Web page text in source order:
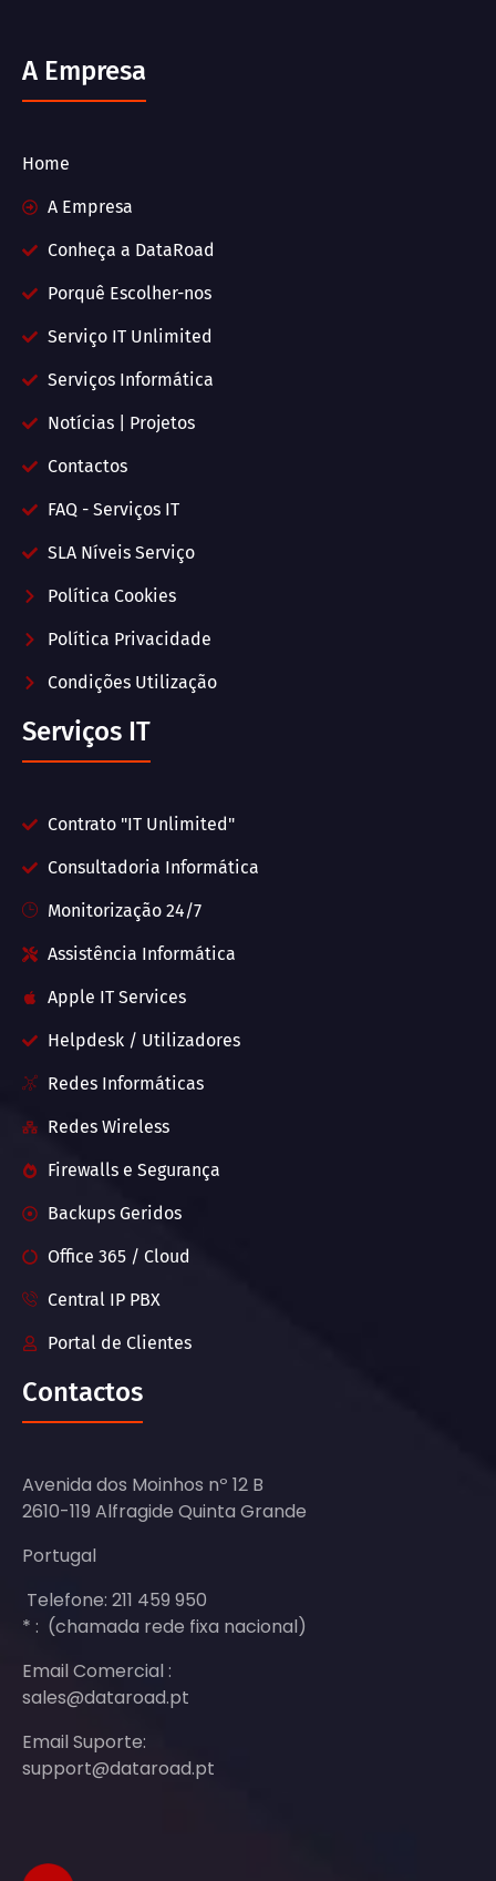
A Empresa
Home
A Empresa
Conheça a DataRoad
Porquê Escolher-nos
Serviço IT Unlimited
Serviços Informática
Notícias | Projetos
Contactos
FAQ - Serviços IT
SLA Níveis Serviço
Política Cookies
Política Privacidade
Condições Utilização
Serviços IT
Contrato "IT Unlimited"
Consultadoria Informática
Monitorização 24/7
Assistência Informática
Apple IT Services
Helpdesk / Utilizadores
Redes Informáticas
Redes Wireless
Firewalls e Segurança
Backups Geridos
Office 365 / Cloud
Central IP PBX
Portal de Clientes
Contactos
Avenida dos Moinhos nº 12 B
2610-119 Alfragide Quinta Grande
Portugal
Telefone: 211 459 950
* : (chamada rede fixa nacional)
Email Comercial :
sales@dataroad.pt
Email Suporte:
support@dataroad.pt